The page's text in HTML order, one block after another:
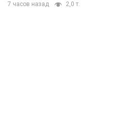
7 часов назад 2,0 т.